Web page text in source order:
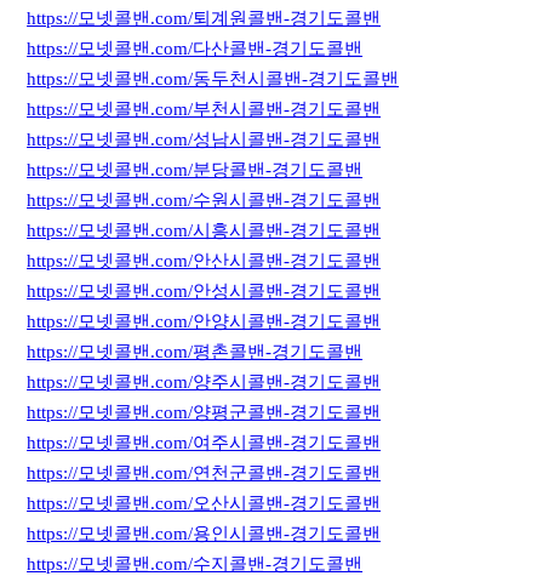
https://모넷콜밴.com/퇴계원콜밴-경기도콜밴
https://모넷콜밴.com/다산콜밴-경기도콜밴
https://모넷콜밴.com/동두천시콜밴-경기도콜밴
https://모넷콜밴.com/부천시콜밴-경기도콜밴
https://모넷콜밴.com/성남시콜밴-경기도콜밴
https://모넷콜밴.com/분당콜밴-경기도콜밴
https://모넷콜밴.com/수원시콜밴-경기도콜밴
https://모넷콜밴.com/시흥시콜밴-경기도콜밴
https://모넷콜밴.com/안산시콜밴-경기도콜밴
https://모넷콜밴.com/안성시콜밴-경기도콜밴
https://모넷콜밴.com/안양시콜밴-경기도콜밴
https://모넷콜밴.com/평촌콜밴-경기도콜밴
https://모넷콜밴.com/양주시콜밴-경기도콜밴
https://모넷콜밴.com/양평군콜밴-경기도콜밴
https://모넷콜밴.com/여주시콜밴-경기도콜밴
https://모넷콜밴.com/연천군콜밴-경기도콜밴
https://모넷콜밴.com/오산시콜밴-경기도콜밴
https://모넷콜밴.com/용인시콜밴-경기도콜밴
https://모넷콜밴.com/수지콜밴-경기도콜밴